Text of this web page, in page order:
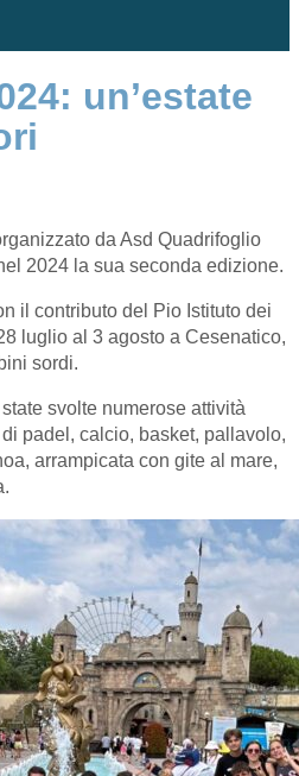
un’estate
da Asd Quadrifoglio
2024 la sua seconda edizione.
il contributo del Pio Istituto dei
luglio al 3 agosto a Cesenatico,
sordi.
svolte numerose attività
padel, calcio, basket, pallavolo,
arrampicata con gite al mare,